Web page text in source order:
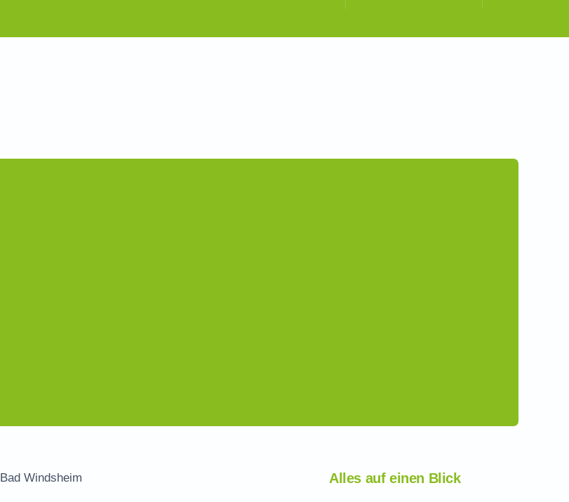
Bad Windsheim Alles auf einen Blick